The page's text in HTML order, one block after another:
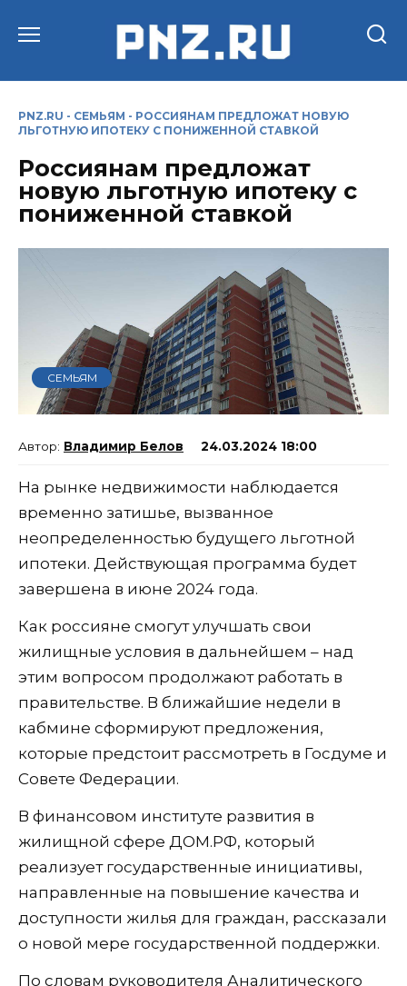
PNZ.RU - СЕМЬЯМ - РОССИЯНАМ ПРЕДЛОЖАТ НОВУЮ
ЛЬГОТНУЮ ИПОТЕКУ С ПОНИЖЕННОЙ СТАВКОЙ
Россиянам предложат
новую льготную ипотеку с
пониженной ставкой
СЕМЬЯМ
Владимир Белов 24.03.2024 18:00
На рынке недвижимости наблюдается
временно затишье, вызванное
неопределенностью будущего льготной
ипотеки. Действующая программа будет
завершена в июне 2024 года.
Как россияне смогут улучшать свои
жилищные условия в дальнейшем – над
этим вопросом продолжают работать в
правительстве. В ближайшие недели в
кабмине сформируют предложения,
которые предстоит рассмотреть в Госдуме и
Совете Федерации.
В финансовом институте развития в
жилищной сфере ДОМ.РФ, который
реализует государственные инициативы,
направленные на повышение качества и
доступности жилья для граждан, рассказали
о новой мере государственной поддержки.
По словам руководителя Аналитического